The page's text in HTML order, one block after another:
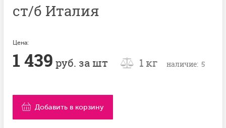
ст/б Италия
Цена:
1 439 руб. за шт 1 кг наличие: 5
Добавить в корзину